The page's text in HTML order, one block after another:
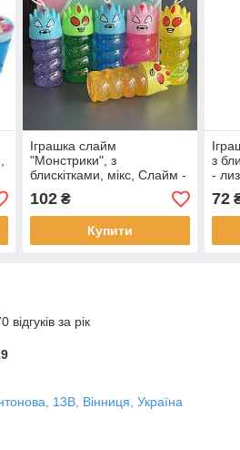
Іграшка слайм
"Монстрики", з
блискітками, мікс, Слайм -
лизуны "Монстрики"
102₴
Купити
з
-
72
за рік
13В, Вінниця, Україна